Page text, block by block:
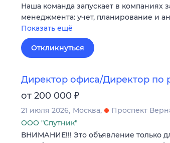
Наша команда запускает в компаниях
менеджмента: учет, планирование и
Показать ещё
Откликнуться
Директор офиса/Директор по
от 200 000 ₽
21 июля 2026 Москва
Проспект
ООО "Спутник"
ВНИМАНИЕ!!! Это объявление только